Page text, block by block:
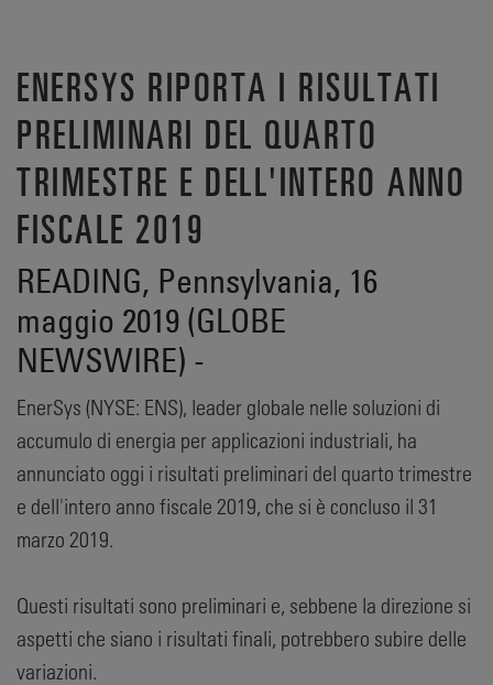
ENERSYS RIPORTA I RISULTATI
PRELIMINARI DEL QUARTO
TRIMESTRE E DELL'INTERO ANNO
FISCALE 2019
READING, Pennsylvania, 16
maggio 2019 (GLOBE
NEWSWIRE) -
EnerSys (NYSE: ENS), leader globale nelle soluzioni di
accumulo di energia per applicazioni industriali, ha
annunciato oggi i risultati preliminari del quarto trimestre
e dell'intero anno fiscale 2019, che si è concluso il 31
marzo 2019.
Questi risultati sono preliminari e, sebbene la direzione si
aspetti che siano i risultati finali, potrebbero subire delle
variazioni.